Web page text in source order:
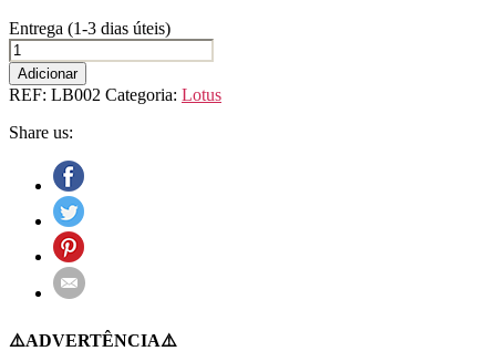
Entrega (1-3 dias úteis)
Quantidade
de
Lotus
Emira
Adicionar
REF: LB002 Categoria: Lotus
Share us:
⚠️ADVERTÊNCIA⚠️